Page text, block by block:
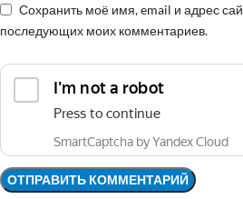
Сохранить моё имя, email и адрес
последующих моих комментариев.